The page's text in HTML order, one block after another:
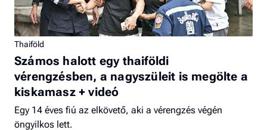
Thaiföld
Számos halott egy thaiföldi
vérengzésben, a nagyszüleit is megölte a
kiskamasz + videó
Egy 14 éves fiú az elkövető, aki a vérengzés végén
öngyilkos lett.